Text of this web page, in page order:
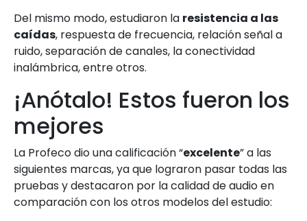
Del mismo modo, estudiaron la resistencia a las
caídas, respuesta de frecuencia, relación señal a
ruido, separación de canales, la conectividad
inalámbrica, entre otros.
¡Anótalo! Estos fueron los
mejores
La Profeco dio una calificación “excelente” a las
siguientes marcas, ya que lograron pasar todas las
pruebas y destacaron por la calidad de audio en
comparación con los otros modelos del estudio: